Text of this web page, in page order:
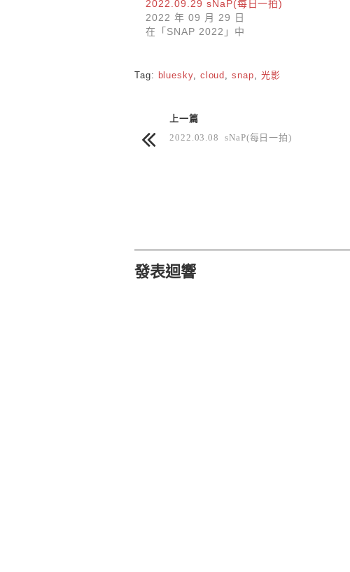
2022.09.29 sNaP(每日一拍)
2022 年 09 月 29 日
在「SNAP 2022」中
Tag: bluesky, cloud ,snap 光影
上一篇
2022.03.08 sNaP(每日一拍)
發表迴響